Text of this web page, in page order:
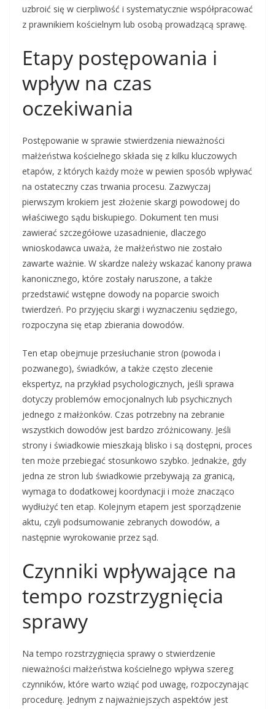
uzbroić się w cierpliwość i systematycznie współpracować
z prawnikiem kościelnym lub osobą prowadzącą sprawę.
Etapy postępowania i
wpływ na czas
oczekiwania
Postępowanie w sprawie stwierdzenia nieważności
małżeństwa kościelnego składa się z kilku kluczowych
etapów, z których każdy może w pewien sposób wpływać
na ostateczny czas trwania procesu. Zazwyczaj
pierwszym krokiem jest złożenie skargi powodowej do
właściwego sądu biskupiego. Dokument ten musi
zawierać szczegółowe uzasadnienie, dlaczego
wnioskodawca uważa, że małżeństwo nie zostało
zawarte ważnie. W skardze należy wskazać kanony prawa
kanonicznego, które zostały naruszone, a także
przedstawić wstępne dowody na poparcie swoich
twierdzeń. Po przyjęciu skargi i wyznaczeniu sędziego,
rozpoczyna się etap zbierania dowodów.
Ten etap obejmuje przesłuchanie stron (powoda i
pozwanego), świadków, a także często zlecenie
ekspertyz, na przykład psychologicznych, jeśli sprawa
dotyczy problemów emocjonalnych lub psychicznych
jednego z małżonków. Czas potrzebny na zebranie
wszystkich dowodów jest bardzo zróżnicowany. Jeśli
strony i świadkowie mieszkają blisko i są dostępni, proces
ten może przebiegać stosunkowo szybko. Jednakże, gdy
jedna ze stron lub świadkowie przebywają za granicą,
wymaga to dodatkowej koordynacji i może znacząco
wydłużyć ten etap. Kolejnym etapem jest sporządzenie
aktu, czyli podsumowanie zebranych dowodów, a
następnie wyrokowanie przez sąd.
Czynniki wpływające na
tempo rozstrzygnięcia
sprawy
Na tempo rozstrzygnięcia sprawy o stwierdzenie
nieważności małżeństwa kościelnego wpływa szereg
czynników, które warto wziąć pod uwagę, rozpoczynając
procedurę. Jednym z najważniejszych aspektów jest